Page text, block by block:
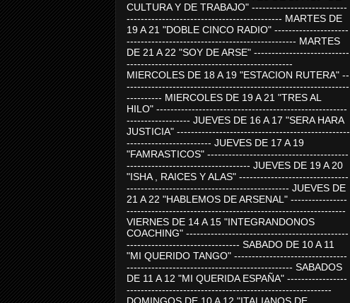
CULTURA Y DE TRABAJO" ---------------------------
-------------------------------------------- MARTES DE
19 A 21 "DOBLE CINCO RADIO" ---------------------
------------------------------------------------ MARTES
DE 21 A 22 "SOY DE ARSE" ---------------------------
-----------------------------------------------
MIERCOLES DE 18 A 19 "ESTACION RUTERA" --
---------------------------------------------------------------
---------- MIERCOLES DE 19 A 21 "TRES AL
HILO" ------------------------------------------------------
------------------ JUEVES DE 16 A 17 "SERA HARA
JUSTICIA" -------------------------------------------------
------------------------ JUEVES DE 17 A 19
"FAMRASTICOS" ----------------------------------------
----------------------------------- JUEVES DE 19 A 20
"ISHA , RAICES Y ALAS" -------------------------------
---------------------------------------------- JUEVES DE
21 A 22 "HABLEMOS DE ARSENAL" ----------------
--------------------------------------------------------------
VIERNES DE 14 A 15 "INTEGRANDONOS
COACHING" ----------------------------------------------
-------------------------------- SABADO DE 10 A 11
"MI QUERIDO TANGO" --------------------------------
----------------------------------------------- SABADOS
DE 11 A 12 "MI QUERIDA ESPAÑA" -----------------
----------------------------------------------------------